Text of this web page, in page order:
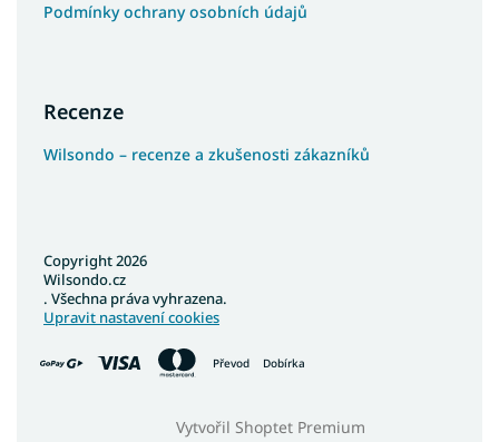
Podmínky ochrany osobních údajů
Recenze
Wilsondo – recenze a zkušenosti zákazníků
Převod Dobírka
Vytvořil Shoptet Premium
Copyright 2026
Wilsondo.cz
. Všechna práva vyhrazena.
Upravit nastavení cookies